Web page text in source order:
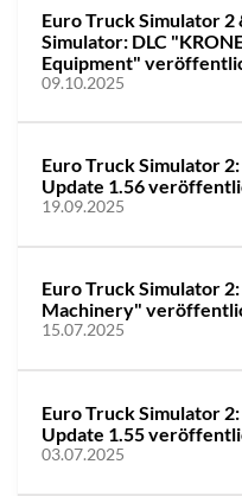
Euro Truck Simulator
Simulator: DLC
Equipment"
09.10.2025
Euro Truck Simulator
Update 1.56
19.09.2025
Euro Truck Simulator
Machinery"
15.07.2025
Euro Truck Simulator
Update 1.55
03.07.2025